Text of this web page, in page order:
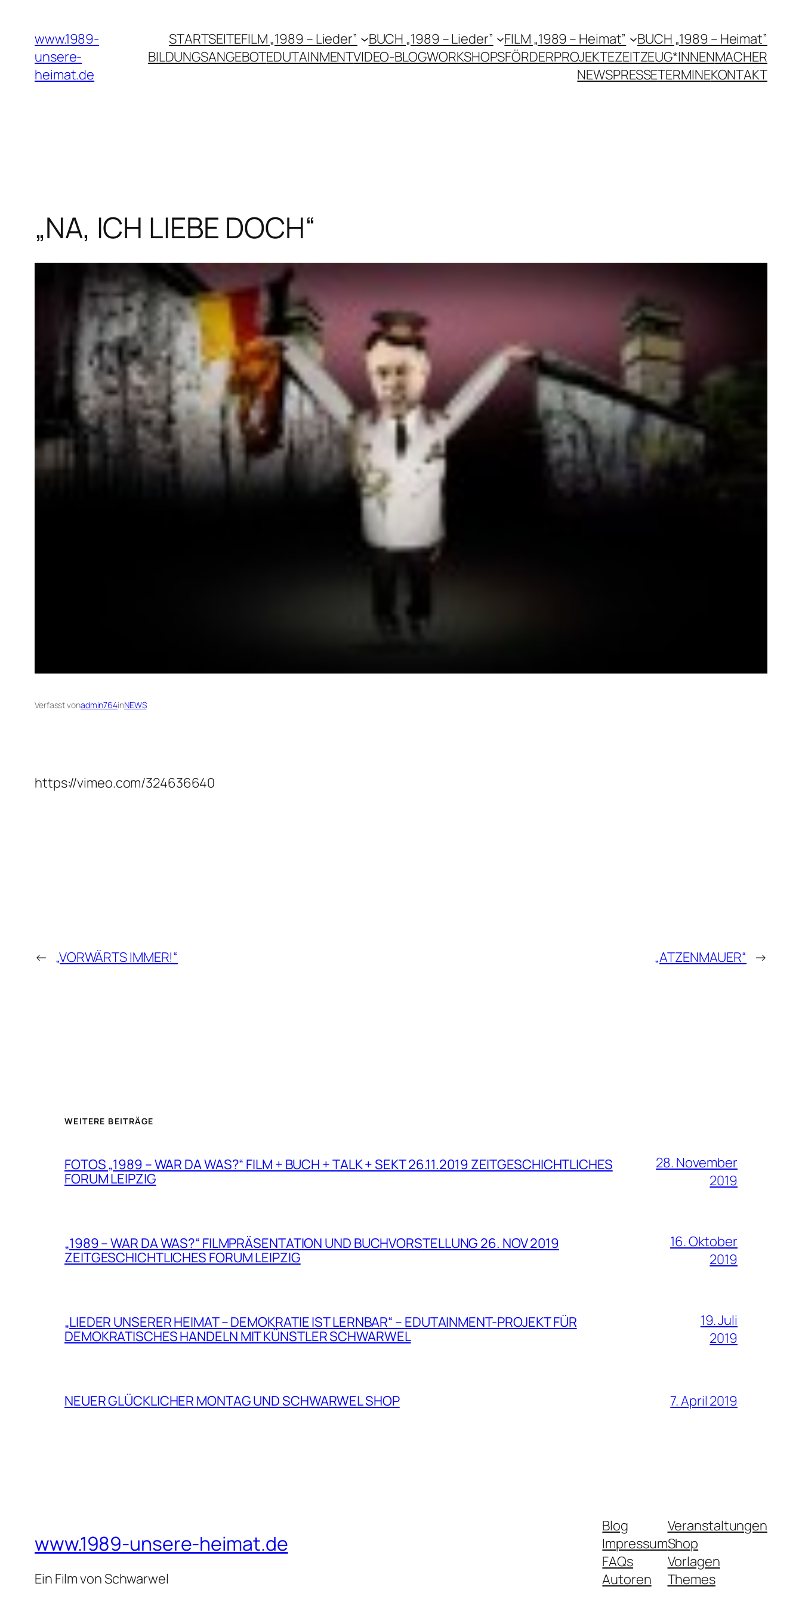
springen
www.1989-
unsere-
heimat.de
STARTSEITEFILM „1989 – Lieder” BUCH „1989 – Lieder” FILM „1989 – Heimat”
BUCH „1989 – Heimat”
BILDUNGSANGEBOTEDUTAINMENTVIDEO-BLOGWORKSHOPSFÖRDERPROJEKTEZEITZEUG*INNENMACHER
NEWSPRESSETERMINEKONTAKT
„NA, ICH LIEBE DOCH“
Verfasst vonadmin764inNEWS
https://vimeo.com/324636640
← „VORWÄRTS IMMER!“ „ATZENMAUER“ →
WEITERE BEITRÄGE
FOTOS „1989 – WAR DA WAS?“ FILM + BUCH + TALK + SEKT 26.11.2019 ZEITGESCHICHTLICHES
FORUM LEIPZIG
28. November
2019
„1989 – WAR DA WAS?“ FILMPRÄSENTATION UND BUCHVORSTELLUNG 26. NOV 2019
ZEITGESCHICHTLICHES FORUM LEIPZIG
16. Oktober
2019
„LIEDER UNSERER HEIMAT – DEMOKRATIE IST LERNBAR“ – EDUTAINMENT-PROJEKT FÜR
DEMOKRATISCHES HANDELN MIT KÜNSTLER SCHWARWEL
19. Juli
2019
NEUER GLÜCKLICHER MONTAG UND SCHWARWEL SHOP 7. April 2019
www.1989-unsere-heimat.de
Ein Film von Schwarwel
Blog
Impressum
FAQs
Autoren
Veranstaltungen
Shop
Vorlagen
Themes